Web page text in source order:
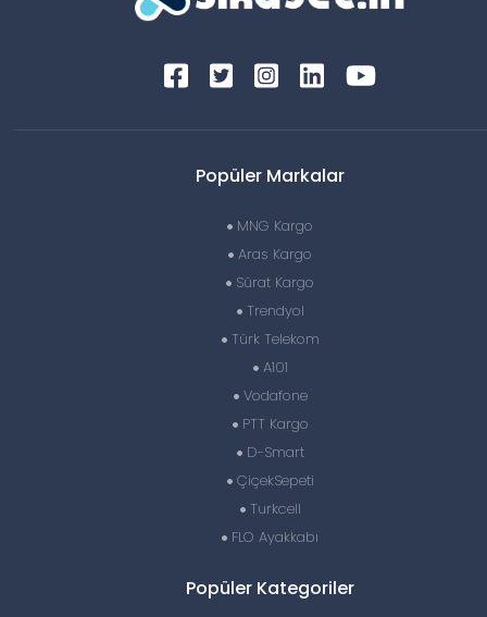
Popüler Markalar
MNG Kargo
Aras Kargo
Sürat Kargo
Trendyol
Türk Telekom
A101
Vodafone
PTT Kargo
D-Smart
ÇiçekSepeti
Turkcell
FLO Ayakkabı
Popüler Kategoriler